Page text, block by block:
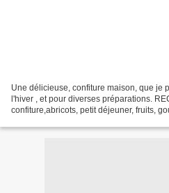
Une délicieuse, confiture maison, que je
l'hiver , et pour diverses préparations.
confiture,abricots, petit déjeuner, fruits,